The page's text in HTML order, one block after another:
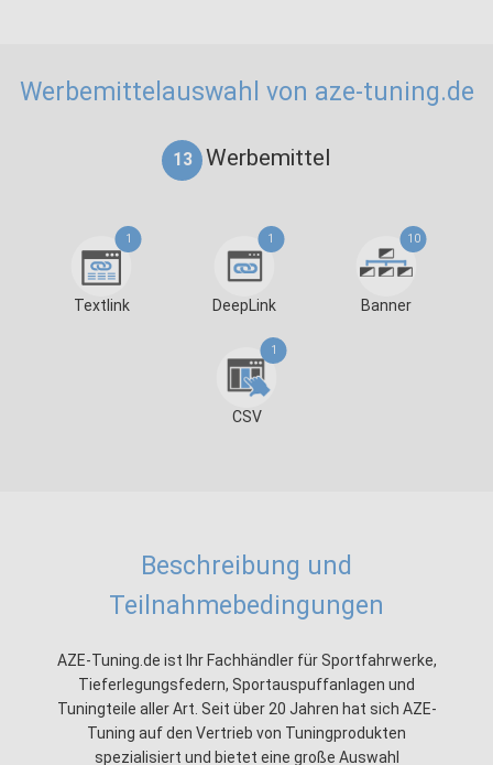
Werbemittelauswahl von aze-tuning.de
13 Werbemittel
1
Textlink
1
DeepLink
10
Banner
1
CSV
Beschreibung und
Teilnahmebedingungen
AZE-Tuning.de ist Ihr Fachhändler für Sportfahrwerke,
Tieferlegungsfedern, Sportauspuffanlagen und
Tuningteile aller Art. Seit über 20 Jahren hat sich AZE-
Tuning auf den Vertrieb von Tuningprodukten
spezialisiert und bietet eine große Auswahl